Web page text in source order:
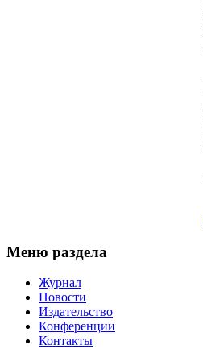
Меню раздела
Журнал
Новости
Издательство
Конференции
Контакты